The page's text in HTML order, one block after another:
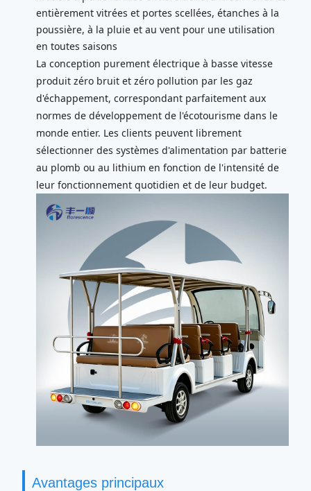
entièrement vitrées et portes scellées, étanches à la
poussière, à la pluie et au vent pour une utilisation
en toutes saisons
La conception purement électrique à basse vitesse
produit zéro bruit et zéro pollution par les gaz
d'échappement, correspondant parfaitement aux
normes de développement de l'écotourisme dans le
monde entier. Les clients peuvent librement
sélectionner des systèmes d'alimentation par batterie
au plomb ou au lithium en fonction de l'intensité de
leur fonctionnement quotidien et de leur budget.
Avantages principaux